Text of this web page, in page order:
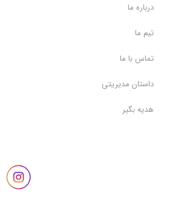
درباره ما
تیم ما
تماس با ما
داستان مدیریتی
هدیه بگیر